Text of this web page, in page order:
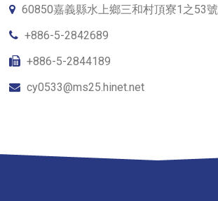
60850嘉義縣水上鄉三和村頂寮1之53號
+886-5-2842689
+886-5-2844189
cy0533@ms25.hinet.net